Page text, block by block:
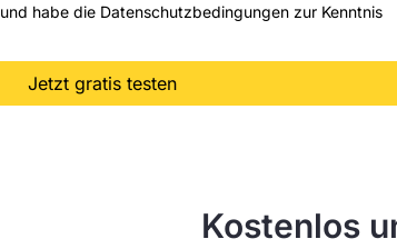
und habe die Datenschutzbedingungen zur Kenntnis
Jetzt gratis testen
Kostenlos